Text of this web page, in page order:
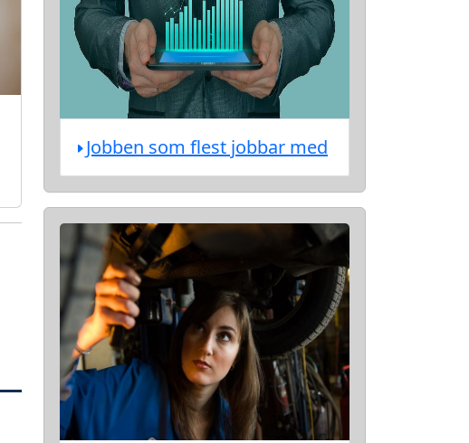
Jobben som flest jobbar med